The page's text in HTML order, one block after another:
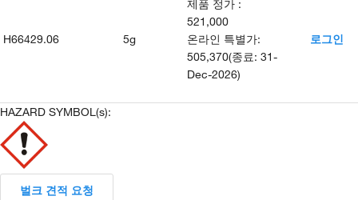
H66429.06 5g
제품 정가 :
521,000
온라인 특별가:
505,370(종료: 31-
Dec-2026)
로그인
HAZARD SYMBOL(s):
벌크 견적 요청